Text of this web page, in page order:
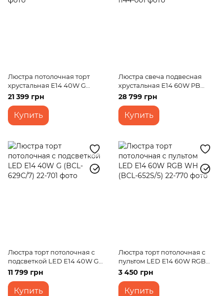
Люстра потолочная торт
хрустальная E14 40W G
(BCL-223C/10)
21 399 грн
Купить
Люстра свеча подвесная
хрустальная E14 60W PB
(BCL-342S/6)
28 799 грн
Купить
Люстра торт потолочная с
подсветкой LED E14 40W G
(BCL-629C/7)
11 799 грн
Купить
Люстра торт потолочная с
пультом LED E14 60W RGB
WH (BCL-652S/5)
3 450 грн
Купить